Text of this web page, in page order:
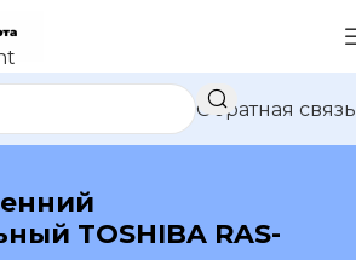
Обратная связь
TOSHIBA RAS-